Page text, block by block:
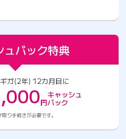
ュバック特典
ガ(2年) 12カ月目に
円
キャッシュ
バック
り手続きが必要です。